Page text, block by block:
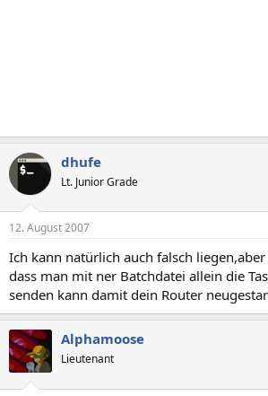
dhufe
Lt. Junior Grade
12. August 2007
Ich kann natürlich auch falsch
dass man mit ner Batchdatei allein die
senden kann damit dein Router
Alphamoose
Lieutenant